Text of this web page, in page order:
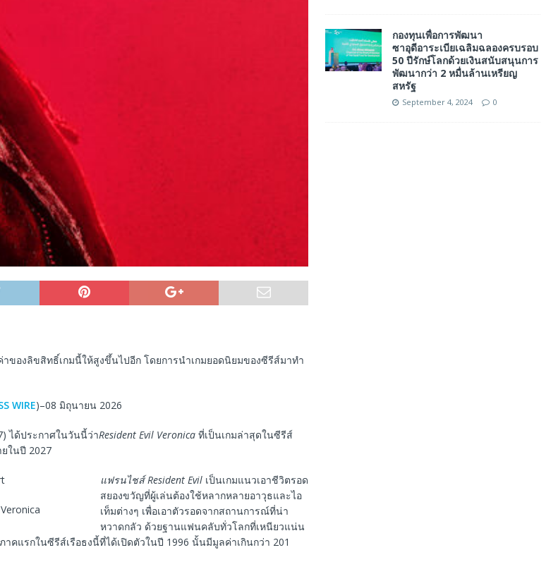
าของลิขสิทธิ์เกมนี้ให้สูงขึ้นไปอีก โดยการนำเกมยอดนิยมของซีรีส์มาทำ
WIRE)–08 มิถุนายน 2026
ได้ประกาศในวันนี้ว่าResident Evil Veronica ที่เป็นเกมล่าสุดในซีรีส์
ในปี 2027
แฟรนไชส์​​Resident Evilเป็นเกมแนวเอาชีวิตรอด
สยองขวัญที่ผู้เล่นต้องใช้หลากหลายอาวุธและไอ
เท็มต่างๆ เพื่อเอาตัวรอดจากสถานการณ์ที่น่า
หวาดกลัว ด้วยฐานแฟนคลับทั่วโลกที่เหนียวแน่น
าคแรกในซีรีส์เรือธงนี้ที่ได้เปิดตัวในปี 1996 นั้นมีมูลค่าเกินกว่า 201
กองทุนเพื่อการพัฒนา
ซาอุดีอาระเบียเฉลิมฉลองครบรอบ
50 ปีรักษ์โลกด้วยเงินสนับสนุนการ
พัฒนากว่า 2 หมื่นล้านเหรียญ
สหรัฐ
September 4, 2024 0